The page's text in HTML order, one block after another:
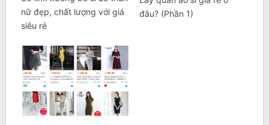
nữ đẹp, chất lượng với giá
siêu rẻ
đâu? (Phần 1)